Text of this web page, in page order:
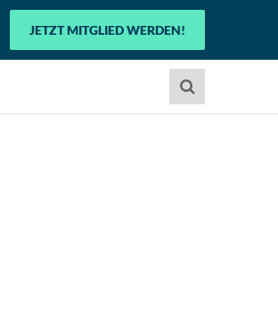
JETZT MITGLIED WERDEN!
Verwende
die